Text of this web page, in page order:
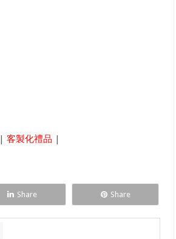
| 客製化禮品 |
Share Share